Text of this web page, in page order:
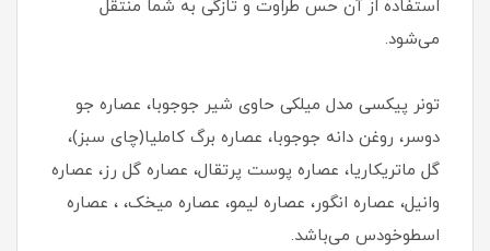
استفاده از آن حس طراوت و تازگی به شما منتقل
می‌شود.
تونر پیکسی مدل میلکی حاوی شیر جوجوبا، عصاره جو
دوسر، روغن دانه جوجوبا، عصاره برگ کاملیا(چای سبز)،
گل ماتریکاریا، عصاره پوست پرتقال، عصاره گل رز، عصاره
وانیل، عصاره انگور، عصاره لیمو، عصاره میخک، ، عصاره
اسطوخودس می‌باشد.